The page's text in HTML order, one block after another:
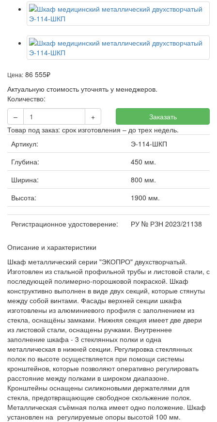
Цена: 86 555₽
Актуальную стоимость уточнять у менеджеров.
Количество:
–
+
Заказать
Товар под заказ: срок изготовления – до трех недель.
Артикул:
Э-114-ШКП
Глубина:
450 мм.
Ширина:
800 мм.
Высота:
1900 мм.
Регистрационное удостоверение: РУ № РЗН 2023/21138
Описание и характеристики
Шкаф металлический серии "ЭКОПРО" двухстворчатый.
Изготовлен из стальной профильной трубы и листовой стали, с
последующей полимерно-порошковой покраской. Шкаф
конструктивно выполнен в виде двух секций, которые стянуты
между собой винтами. Фасады верхней секции шкафа
изготовлены из алюминиевого профиля с заполнением из
стекла, оснащёны замками. Нижняя секция имеет две двери
из листовой стали, оснащены ручками. Внутреннее
заполнение шкафа - 3 стеклянных полки и одна
металлическая в нижней секции. Регулировка стеклянных
полок по высоте осуществляется при помощи системы
кронштейнов, которые позволяют оперативно регулировать
расстояние между полками в широком диапазоне.
Кронштейны оснащены силиконовыми держателями для
стекла, предотвращающие свободное скольжение полок.
Металлическая съёмная полка имеет одно положение. Шкаф
установлен на регулируемые опоры высотой 100 мм.